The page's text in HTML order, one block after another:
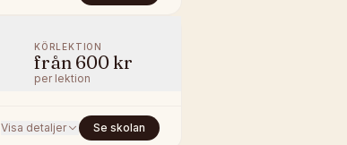
KÖRLEKTION
från 600 kr
per lektion
Visa detaljer Se skolan